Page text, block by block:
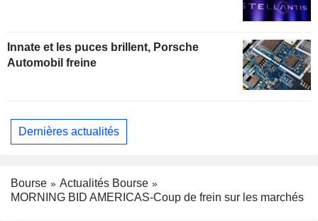
Innate et les puces brillent, Porsche
Automobil freine
Dernières actualités
Bourse
Actualités Bourse
MORNING BID AMERICAS-Coup de frein sur les marchés